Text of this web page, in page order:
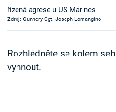
Sledujte prima+
řízená agrese u US Marines
Zdroj: Gunnery Sgt. Joseph Lomangino
Rozhlédněte se kolem
vyhnout.